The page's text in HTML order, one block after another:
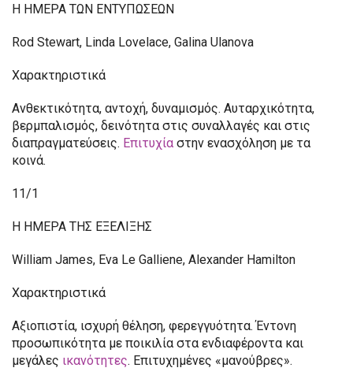
H ΗΜΕΡΑ ΤΩΝ ΕΝΤΥΠΩΣΕΩΝ
Rod Stewart, Linda Lovelace, Galina Ulanova
Χαρακτηριστικά
Ανθεκτικότητα, αντοχή, δυναμισμός. Αυταρχικότητα,
βερμπαλισμός, δεινότητα στις συναλλαγές και στις
διαπραγματεύσεις. Επιτυχία στην ενασχόληση με τα
κοινά.
11/1
H ΗΜΕΡΑ ΤΗΣ ΕΞΕΛΙΞΗΣ
William James, Eva Le Galliene, Alexander Hamilton
Χαρακτηριστικά
Αξιοπιστία, ισχυρή θέληση, φερεγγυότητα. Έντονη
προσωπικότητα με ποικιλία στα ενδιαφέροντα και
μεγάλες ικανότητες. Επιτυχημένες «μανούβρες».